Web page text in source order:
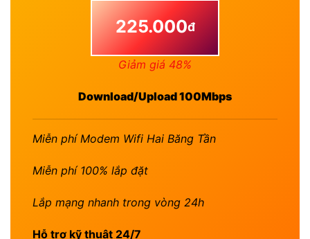
225.000đ
Giảm giá 48%
Download/Upload 100Mbps
Miễn phí Modem Wifi Hai Băng Tần
Miễn phí 100% lắp đặt
Lắp mạng nhanh trong vòng 24h
Hỗ trợ kỹ thuật 24/7